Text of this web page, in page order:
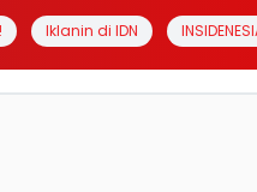
Iklanin di IDN